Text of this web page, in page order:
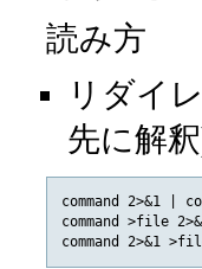
読み方
リダイ
先に解
command 2>&1 |
command >file